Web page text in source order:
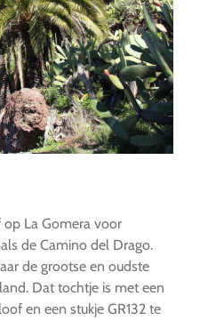
La Gomera voor
de Camino del Drago.
de grootse en oudste
Dat tochtje is met een
en een stukje GR132 te